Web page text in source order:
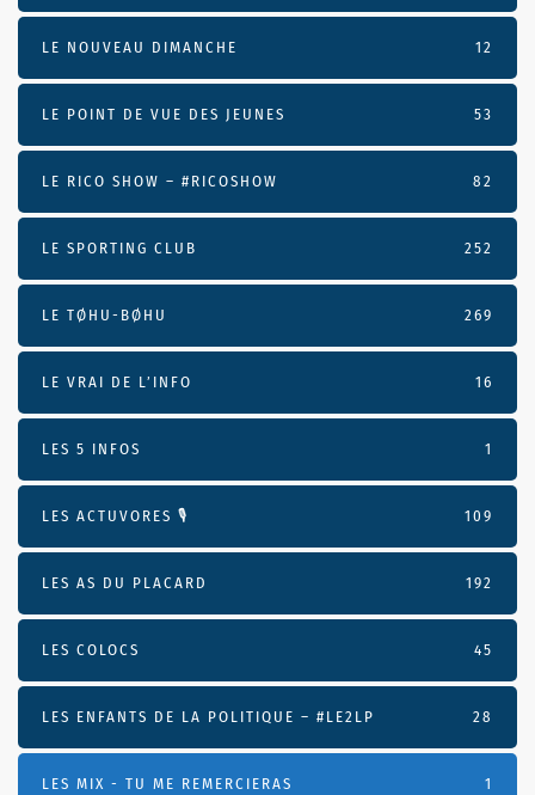
LE NOUVEAU DIMANCHE 12
LE POINT DE VUE DES JEUNES 53
LE RICO SHOW – #RICOSHOW 82
LE SPORTING CLUB 252
LE TØHU-BØHU 269
LE VRAI DE L’INFO 16
LES 5 INFOS 1
LES ACTUVORES 🎙 109
LES AS DU PLACARD 192
LES COLOCS 45
LES ENFANTS DE LA POLITIQUE – #LE2LP 28
LES MIX - TU ME REMERCIERAS 1